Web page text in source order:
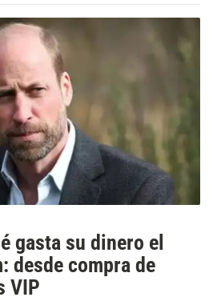
gasta su dinero el
desde compra de
VIP